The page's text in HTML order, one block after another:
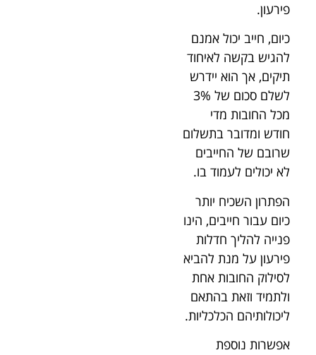
פירעון.
כיום, חייב יכול אמנם
להגיש בקשה לאיחוד
תיקים, אך הוא יידרש
לשלם סכום של 3%
מכל החובות מדי
חודש ומדובר בתשלום
שרובם של החייבים
לא יכולים לעמוד בו.
הפתרון השכיח יותר
כיום עבור חייבים, הינו
פנייה להליך חדלות
פירעון על מנת להביא
לסילוק החובות אחת
ולתמיד וזאת בהתאם
ליכולותיהם הכלכליות.
אפשרות נוספת